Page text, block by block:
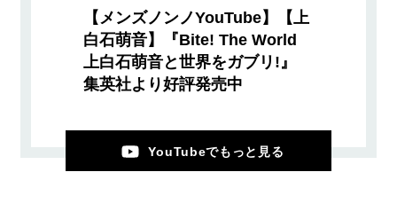
【メンズノンノYouTube】【上
白石萌音】『Bite! The World
上白石萌音と世界をガブリ!』
集英社より好評発売中
YouTubeでもっと見る